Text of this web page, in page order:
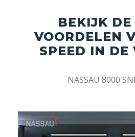
BEKIJK DE
VOORDELEN
SPEED IN DE
NASSAU 8000